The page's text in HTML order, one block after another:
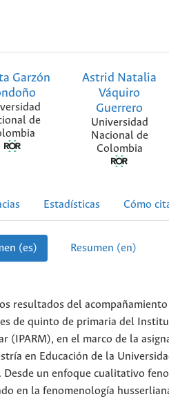
Garzón
de
Astrid Natalia
Váquiro
Guerrero
Universidad
Nacional de
Colombia
Estadísticas Cómo
(es) Resumen (en)
resultados del
de quinto de primaria del
(IPARM), en el marco de la
en Educación de la
Desde un enfoque cualitativo
en la fenomenología